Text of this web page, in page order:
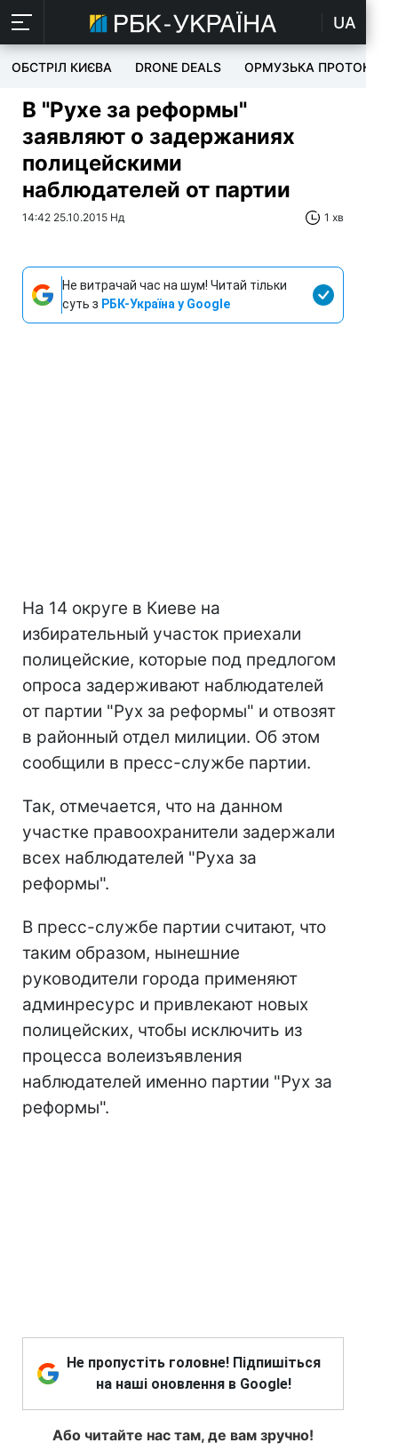
UA
ОБСТРІЛ КИЄВА DRONE DEALS ОРМУЗЬКА ПРОТОКА
В "Рухе за реформы"
заявляют о задержаниях
полицейскими
наблюдателей от партии
14:42 25.10.2015 Нд 1 хв
Не витрачай час на шум! Читай тільки
суть з РБК-Україна у Google
На 14 округе в Киеве на
избирательный участок приехали
полицейские, которые под предлогом
опроса задерживают наблюдателей
от партии "Рух за реформы" и отвозят
в районный отдел милиции. Об этом
сообщили в пресс-службе партии.
Так, отмечается, что на данном
участке правоохранители задержали
всех наблюдателей "Руха за
реформы".
В пресс-службе партии считают, что
таким образом, нынешние
руководители города применяют
админресурс и привлекают новых
полицейских, чтобы исключить из
процесса волеизъявления
наблюдателей именно партии "Рух за
реформы".
Не пропустіть головне! Підпишіться
на наші оновлення в Google!
Або читайте нас там, де вам зручно!